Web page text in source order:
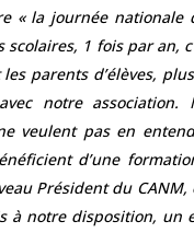
« la journée nationale
scolaires, 1 fois par an,
parents d’élèves,
notre
ne veulent pas en
d’une
Président du
à notre disposition, un